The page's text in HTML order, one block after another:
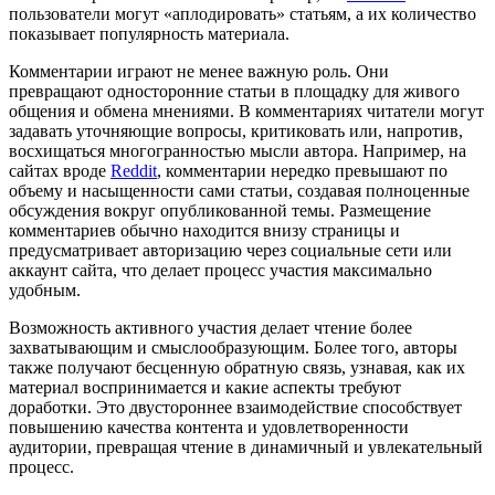
пользователи могут «аплодировать» статьям, а их количество
показывает популярность материала.
Комментарии играют не менее важную роль. Они
превращают односторонние статьи в площадку для живого
общения и обмена мнениями. В комментариях читатели могут
задавать уточняющие вопросы, критиковать или, напротив,
восхищаться многогранностью мысли автора. Например, на
сайтах вроде Reddit, комментарии нередко превышают по
объему и насыщенности сами статьи, создавая полноценные
обсуждения вокруг опубликованной темы. Размещение
комментариев обычно находится внизу страницы и
предусматривает авторизацию через социальные сети или
аккаунт сайта, что делает процесс участия максимально
удобным.
Возможность активного участия делает чтение более
захватывающим и смыслообразующим. Более того, авторы
также получают бесценную обратную связь, узнавая, как их
материал воспринимается и какие аспекты требуют
доработки. Это двустороннее взаимодействие способствует
повышению качества контента и удовлетворенности
аудитории, превращая чтение в динамичный и увлекательный
процесс.